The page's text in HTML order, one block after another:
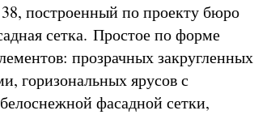
построенный по проекту бюро
сетка. Простое по форме
прозрачных закругленных
горизональных ярусов с
фасадной сетки,